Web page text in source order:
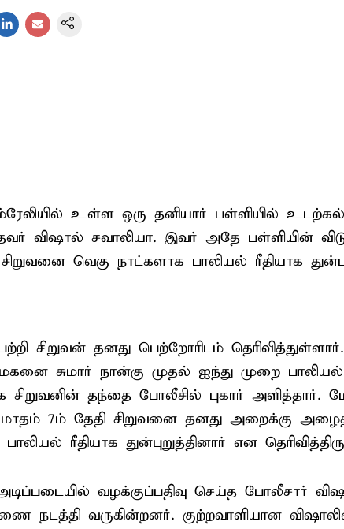
உள்ள ஒரு தனியார் பள்ளியில்
விஷால் சவாலியா. இவர் அதே பள்ளியின்
வெகு நாட்களாக பாலியல் ரீதியாக
சிறுவன் தனது பெற்றோரிடம்
சுமார் நான்கு முதல் ஐந்து முறை பாலியல்
சிறுவனின் தந்தை போலீசில் புகார் அளித்தார்.
7ம் தேதி சிறுவனை தனது அறைக்கு
பாலியல் ரீதியாக துன்புறுத்தினார் என
வழக்குப்பதிவு செய்த போலீசார்
நடத்தி வருகின்றனர். குற்றவாளியான